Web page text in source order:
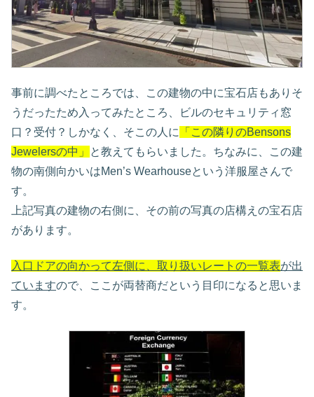
事前に調べたところでは、この建物の中に宝石店もありそ
うだったため入ってみたところ、ビルのセキュリティ窓
口？受付？しかなく、そこの人に
「この隣りのBensons
Jewelersの中」
と教えてもらいました。ちなみに、この建
物の南側向かいはMen’s Wearhouseという洋服屋さんで
す。
上記写真の建物の右側に、その前の写真の店構えの宝石店
があります。
入口ドアの向かって左側に、取り扱いレートの一覧表が出
ていますので、ここが両替商だという目印になると思いま
す。